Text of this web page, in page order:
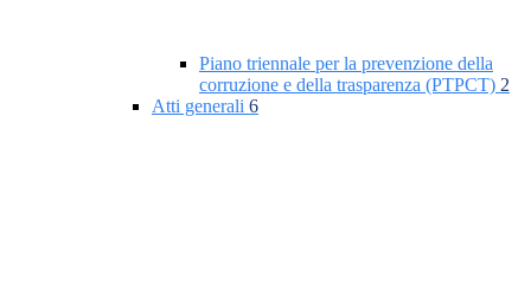
Piano triennale per la prevenzione della
corruzione e della trasparenza (PTPCT) 2
Atti generali 6